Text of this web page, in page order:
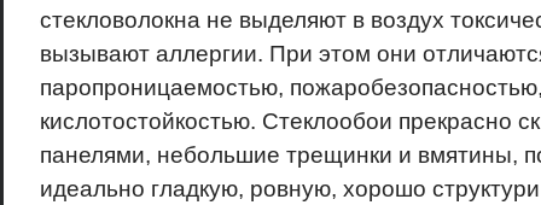
стекловолокна не выделяют в воздух
вызывают аллергии. При этом они
паропроницаемостью,
кислотостойкостью. Стеклообои прекрасно
панелями, небольшие трещинки и вмятины,
идеально гладкую, ровную, хорошо